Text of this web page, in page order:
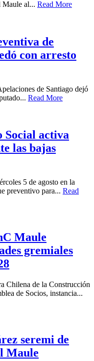
Maule al... Read More
de
con arresto
de Santiago dejó
Read More
Social activa
las bajas
5 de agosto en la
preventivo para... Read
Maule
gremiales
Chilena de la Construcción
de Socios, instancia...
seremi de
Maule